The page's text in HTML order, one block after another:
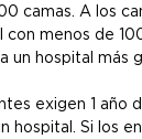
camas. A los
con menos de
un hospital más
exigen 1 año
hospital. Si los